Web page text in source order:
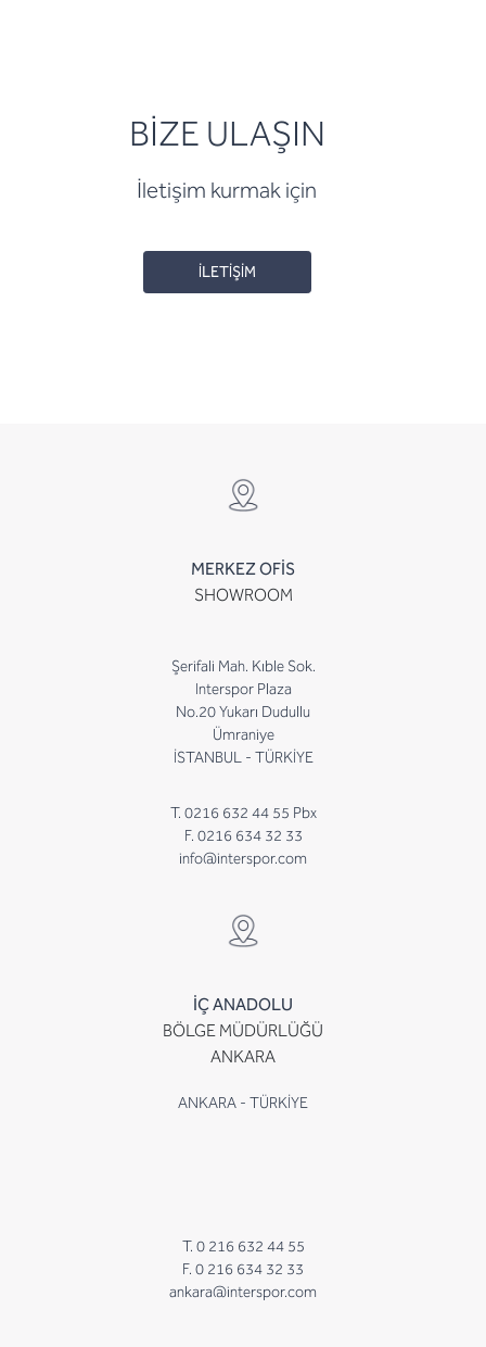
BİZE ULAŞIN
İletişim kurmak için
İLETİŞİM
MERKEZ OFİS
SHOWROOM
Şerifali Mah. Kıble Sok.
Interspor Plaza
No.20 Yukarı Dudullu
Ümraniye
İSTANBUL - TÜRKİYE
T. 0216 632 44 55 Pbx
F. 0216 634 32 33
info@interspor.com
İÇ ANADOLU
BÖLGE MÜDÜRLÜĞÜ
ANKARA
ANKARA - TÜRKİYE
T. 0 216 632 44 55
F. 0 216 634 32 33
ankara@interspor.com